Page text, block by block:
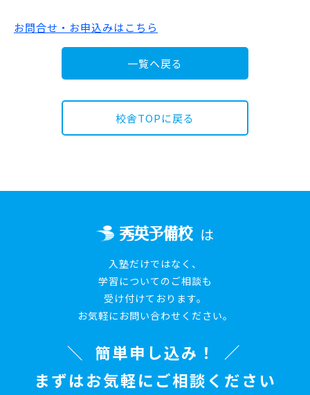
お問合せ・お申込みはこちら
一覧へ戻る
校舎TOPに戻る
は
入塾だけではなく、
学習についてのご相談も
受け付けております。
お気軽にお問い合わせください。
簡単申し込み！
まずはお気軽にご相談ください